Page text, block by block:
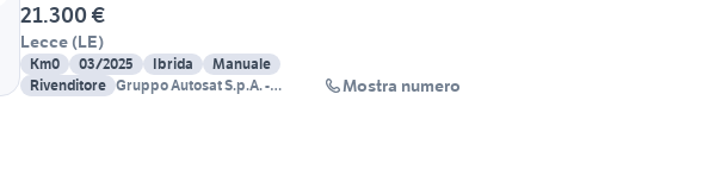
21.300 €
Lecce (LE)
Km0 03/2025 Ibrida
Manuale
Rivenditore Gruppo Autosat S.p.A. -
Mostra numero